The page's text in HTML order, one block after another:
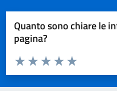
Quanto sono chiare le
pagina?
Valuta da 1 a 5 stelle la pagina
Valuta 5 stelle
Valuta 4 stelle su
Valuta 3 stelle su 5
Valuta 2 stelle su 5
Valuta 1 stelle su 5